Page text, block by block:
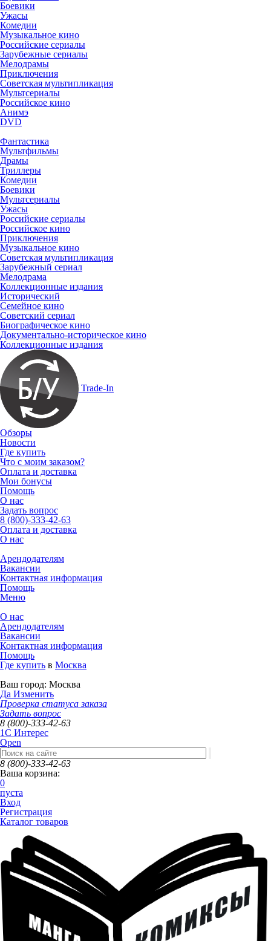
Боевики
Ужасы
Комедии
Музыкальное кино
Российские сериалы
Зарубежные сериалы
Мелодрамы
Приключения
Советская мультипликация
Мультсериалы
Российское кино
Анимэ
DVD
Фантастика
Мультфильмы
Драмы
Триллеры
Комедии
Боевики
Мультсериалы
Ужасы
Российские сериалы
Российское кино
Приключения
Музыкальное кино
Советская мультипликация
Зарубежный сериал
Мелодрама
Коллекционные издания
Исторический
Семейное кино
Советский сериал
Биографическое кино
Документально-историческое кино
Коллекционные издания
Trade-In
Обзоры
Новости
Где купить
Что с моим заказом?
Оплата и доставка
Мои бонусы
Помощь
О нас
Задать вопрос
8 (800)-333-42-63
Оплата и доставка
О нас
Арендодателям
Вакансии
Контактная информация
Помощь
Меню
О нас
Арендодателям
Вакансии
Контактная информация
Помощь
Где купить в Москва
Ваш город: Москва
Да Изменить
Проверка статуса заказа
Задать вопрос
8 (800)-333-42-63
1C Интерес
Open
8 (800)-333-42-63
Ваша корзина:
0
пуста
Вход
Регистрация
Каталог товаров